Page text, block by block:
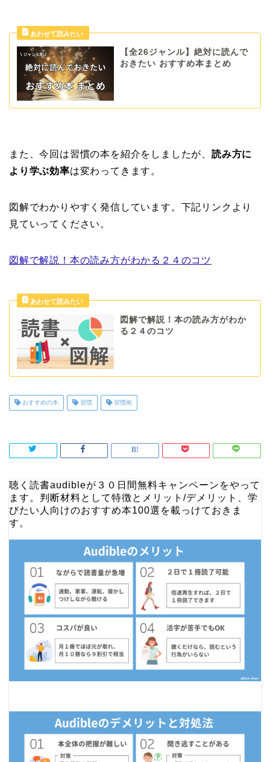
【全26ジャンル】絶対に読んで
おきたい おすすめ本まとめ
また、今回は習慣の本を紹介をしましたが、 読み方に
より学ぶ効率は変わってきます。
図解でわかりやすく発信しています。下記リンクより
見ていってください。
図解で解説！本の読み方がわかる２４のコツ
図解で解説！本の読み方がわか
る２４のコツ
おすすめの本 習慣 習慣術
聴く読書audibleが ３０日間無料キャンペーン をやって
ます。 判断材料として特徴とメリット/デメリット、学
びたい人向けのおすすめ本100選を載っけておきま
す。